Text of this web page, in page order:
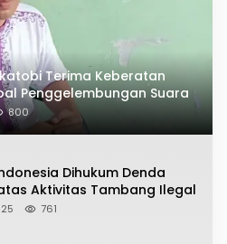
Terima Keberatan
Penggelembungan Suara
800
Dihukum Denda
atas Aktivitas Tambang Ilegal
761